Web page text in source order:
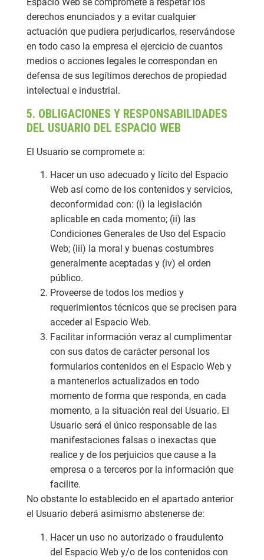
Espacio Web se compromete a respetar los
derechos enunciados y a evitar cualquier
actuación que pudiera perjudicarlos, reservándose
en todo caso la empresa el ejercicio de cuantos
medios o acciones legales le correspondan en
defensa de sus legítimos derechos de propiedad
intelectual e industrial.
5. OBLIGACIONES Y RESPONSABILIDADES
DEL USUARIO DEL ESPACIO WEB
El Usuario se compromete a:
Hacer un uso adecuado y lícito del Espacio
Web así como de los contenidos y servicios,
deconformidad con: (i) la legislación
aplicable en cada momento; (ii) las
Condiciones Generales de Uso del Espacio
Web; (iii) la moral y buenas costumbres
generalmente aceptadas y (iv) el orden
público.
Proveerse de todos los medios y
requerimientos técnicos que se precisen para
acceder al Espacio Web.
Facilitar información veraz al cumplimentar
con sus datos de carácter personal los
formularios contenidos en el Espacio Web y
a mantenerlos actualizados en todo
momento de forma que responda, en cada
momento, a la situación real del Usuario. El
Usuario será el único responsable de las
manifestaciones falsas o inexactas que
realice y de los perjuicios que cause a la
empresa o a terceros por la información que
facilite.
No obstante lo establecido en el apartado anterior
el Usuario deberá asimismo abstenerse de:
Hacer un uso no autorizado o fraudulento
del Espacio Web y/o de los contenidos con